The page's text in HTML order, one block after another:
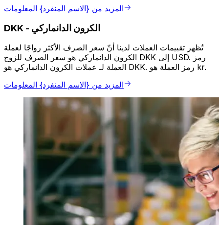
المزيد من {الاسم المنفرد} المعلومات
DKK - الكرون الدانماركي
تُظهر تقييمات العملات لدينا أنّ سعر الصرف الأكثر رواجًا لعملة
الكرون الدانماركي هو سعر الصرف للزوج DKK إلى USD. رمز
العملة لـ عملات الكرون الدانماركي هو DKK. رمز العملة هو kr.
المزيد من {الاسم المنفرد} المعلومات